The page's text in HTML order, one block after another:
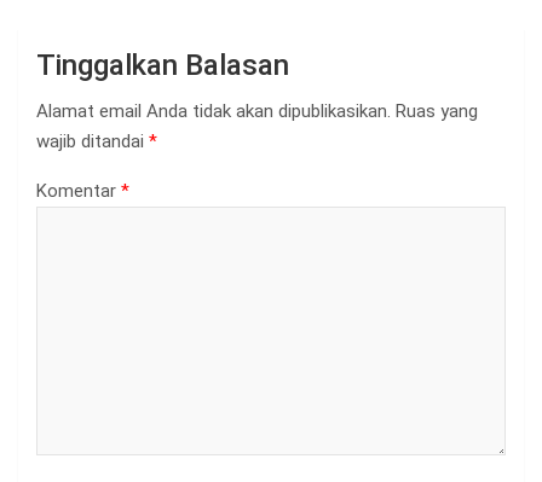
Tinggalkan Balasan
Alamat email Anda tidak akan dipublikasikan. Ruas yang
wajib ditandai *
Komentar *